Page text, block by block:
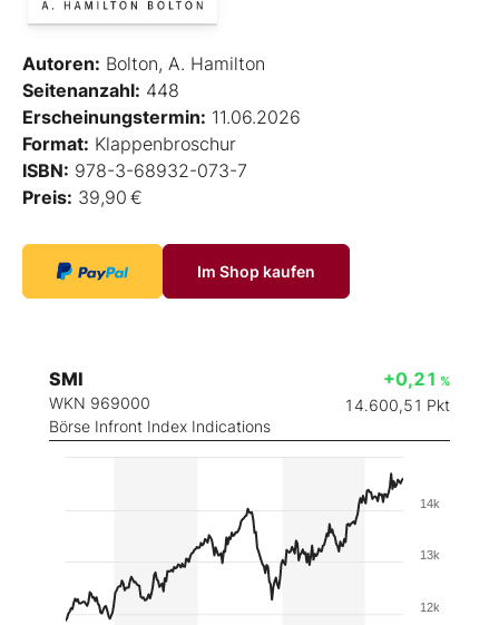
Autoren: Bolton, A. Hamilton
Seitenanzahl: 448
Erscheinungstermin: 11.06.2026
Format: Klappenbroschur
ISBN: 978-3-68932-073-7
Preis: 39,90 €
Im Shop kaufen
SMI
WKN 969000
Börse Infront Index Indications
+0,21 %
14.600,51 Pkt
12k
13k
14k